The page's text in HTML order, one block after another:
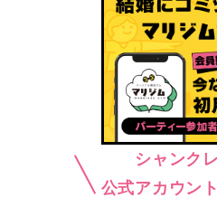
シャンク
公式アカウン